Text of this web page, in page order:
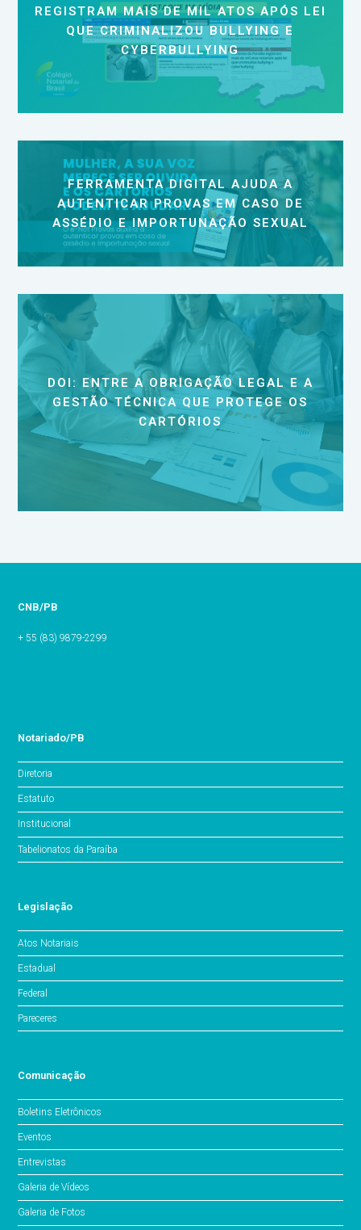
REGISTRAM MAIS DE MIL ATOS APÓS LEI
QUE CRIMINALIZOU BULLYING E
CYBERBULLYING
FERRAMENTA DIGITAL AJUDA A
AUTENTICAR PROVAS EM CASO DE
ASSÉDIO E IMPORTUNAÇÃO SEXUAL
DOI: ENTRE A OBRIGAÇÃO LEGAL E A
GESTÃO TÉCNICA QUE PROTEGE OS
CARTÓRIOS
CNB/PB
+ 55 (83) 9879-2299
Notariado/PB
Diretoria
Estatuto
Institucional
Tabelionatos da Paraíba
Legislação
Atos Notariais
Estadual
Federal
Pareceres
Comunicação
Boletins Eletrônicos
Eventos
Entrevistas
Galeria de Vídeos
Galeria de Fotos